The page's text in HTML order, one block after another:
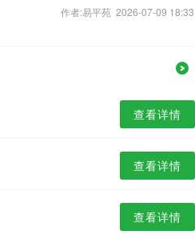
作者:易平苑 2026-07-09 18:33
查看详情
查看详情
查看详情